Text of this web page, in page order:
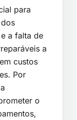
para
a falta de
a
custos
Por
o